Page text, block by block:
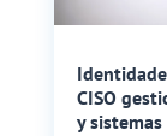
CISO
y